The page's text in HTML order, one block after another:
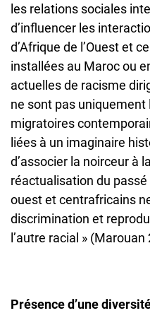
les relations sociales
d’influencer les
d’Afrique de l’Ouest et
installées au Maroc ou
actuelles de racisme
ne sont pas
migratoires
liées à un imaginaire
d’associer la noirceur à
réactualisation du
ouest et centrafricains
discrimination et
l’autre racial » (Marouan
Présence d’une